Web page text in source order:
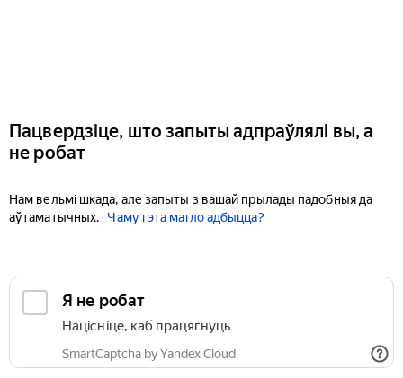
Пацвердзіце, што запыты адпраўлялі вы, а
не робат
Нам вельмі шкада, але запыты з вашай прылады падобныя да
аўтаматычных.
Чаму гэта магло адбыцца?
Я не робат
Націсніце, каб працягнуць
SmartCaptcha by Yandex Cloud